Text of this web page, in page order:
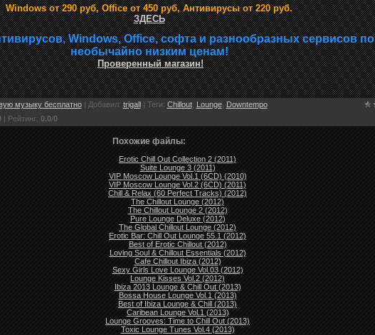
Windows от 290 руб, Office от 450 руб, Антивирусы от 220 руб.
ЗДЕСЬ
Windows, Office, софта и разнообразных сервисов по
необычайно низким ценам!
Проверенный магазин!
музыку бесплатно| Добавил: trigall| Теги: Chillout, Lounge, Downtempo
| Рейтинг: 0.0/0
Похожие файлы:
Erotic Chill Out Collection 2 (2011)
Suite Lounge 3 (2011)
VIP Moscow Lounge Vol.1 (6CD) (2010)
VIP Moscow Lounge Vol.2 (6CD) (2011)
Chill & Relax (60 Perfect Tracks) (2012)
The Chillout Lounge (2012)
The Chillout Lounge 2 (2012)
Pure Lounge Deluxe (2012)
The Global Chillout Lounge (2012)
Erotic Bar: Chill Out Lounge 55.1 (2012)
Best of Erotic Chillout (2012)
Loving Soul & Chillout Essentials (2012)
Cafe Chillout Ibiza (2012)
Sexy Girls Love Lounge Vol.03 (2012)
Lounge Kisses Vol.2 (2012)
Ibiza 2013 Lounge & Chill Out (2013)
Bossa House Lounge Vol.1 (2013)
Best of Ibiza Lounge & Chill (2013)
Caribean Lounge Vol.1 (2013)
Lounge Grooves: Time to Chill Out (2013)
Toxic Lounge Tunes Vol.4 (2013)